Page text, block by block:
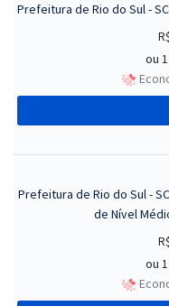
Prefeitura de Rio do Sul -
ou
Prefeitura de Rio do Sul -
de Nível
ou